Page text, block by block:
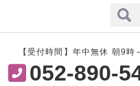
【受付時間】年中無休 朝9時
052-890-